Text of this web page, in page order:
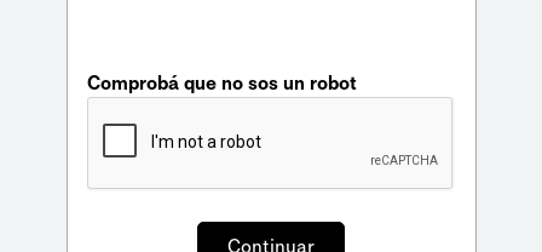
Comprobá que no sos un robot